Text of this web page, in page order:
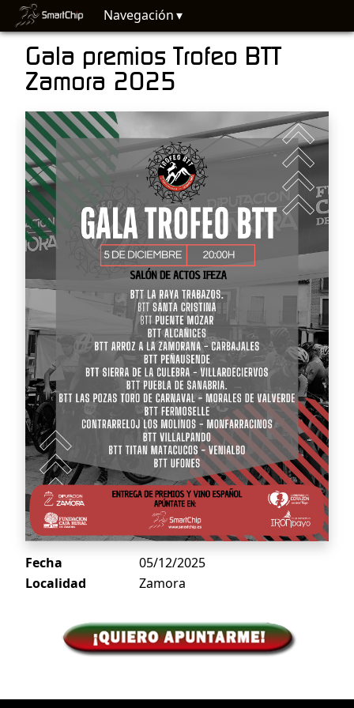
Navegación
Gala premios Trofeo BTT
Zamora 2025
Fecha
05/12/2025
Localidad
Zamora